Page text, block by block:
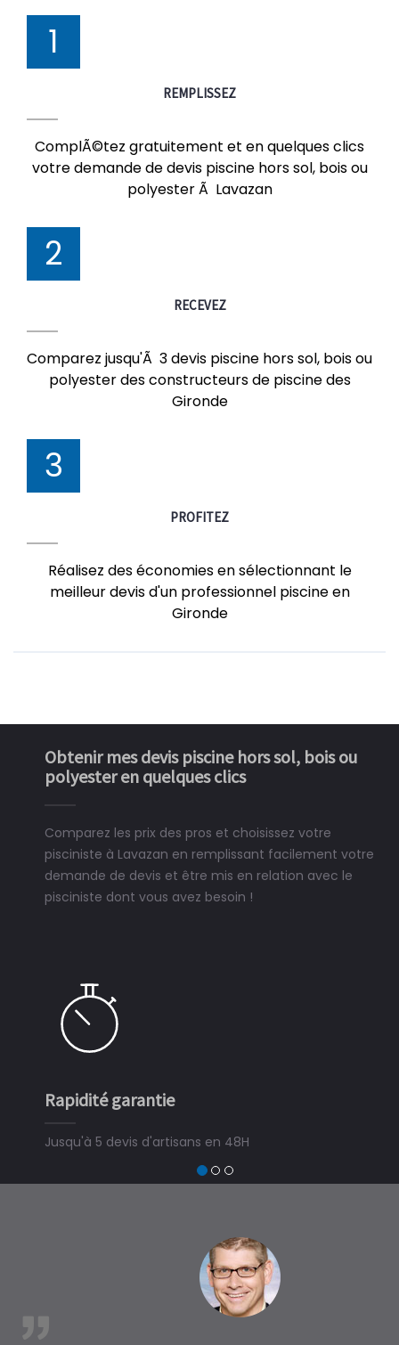
1
REMPLISSEZ
ComplÃ©tez gratuitement et en quelques clics
votre demande de devis piscine hors sol, bois ou
polyester Ã Lavazan
2
RECEVEZ
Comparez jusqu'Ã 3 devis piscine hors sol, bois ou
polyester des constructeurs de piscine des
Gironde
3
PROFITEZ
Réalisez des économies en sélectionnant le
meilleur devis d'un professionnel piscine en
Gironde
Obtenir mes devis piscine hors sol, bois ou
polyester en quelques clics
Comparez les prix des pros et choisissez votre
pisciniste à Lavazan en remplissant facilement votre
demande de devis et être mis en relation avec le
pisciniste dont vous avez besoin !
Rapidité garantie
Jusqu'à 5 devis d'artisans en 48H
trouver